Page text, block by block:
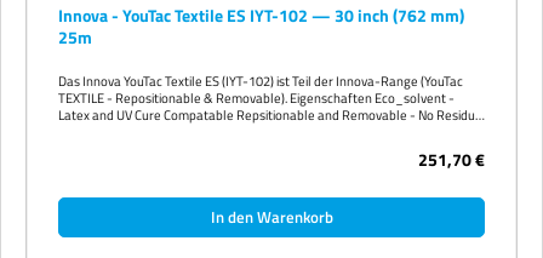
Innova - YouTac Textile ES IYT-102 — 30 inch (762 mm)
25m
Das Innova YouTac Textile ES (IYT-102) ist Teil der Innova-Range (YouTac
TEXTILE - Repositionable & Removable). Eigenschaften Eco_solvent -
Latex and UV Cure Compatable Repsitionable and Removable - No Residue
251,70 €
In den Warenkorb